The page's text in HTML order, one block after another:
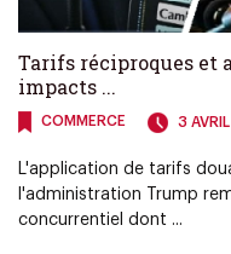
Tarifs réciproques et
impacts ...
COMMERCE 3
L'application de tarifs
l'administration Trump
concurrentiel dont ...